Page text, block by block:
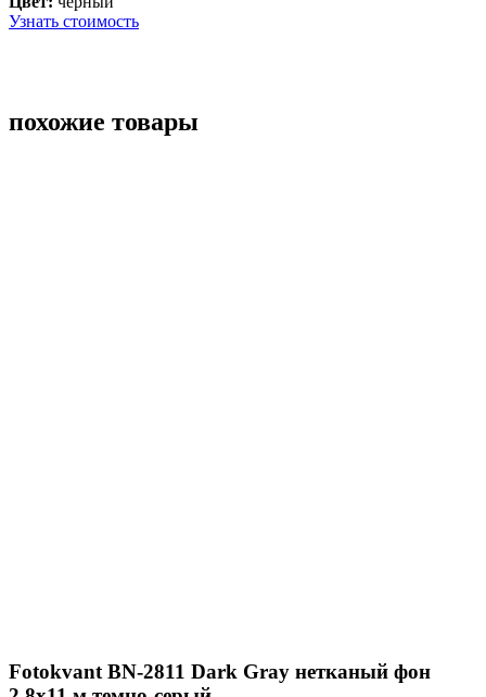
Узнать стоимость
похожие товары
Fotokvant BN-2811 Dark Gray нетканый фон